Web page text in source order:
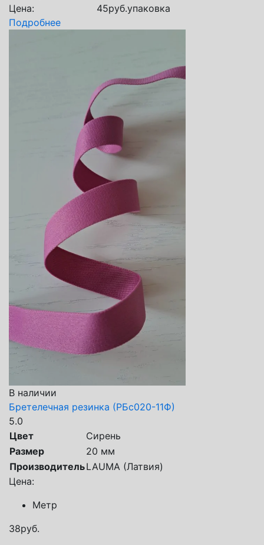
Цена:
45руб.упаковка
Подробнее
В наличии
Бретелечная резинка (РБс020-11Ф)
5.0
Цвет
Сирень
Размер
20 мм
ПроизводительLAUMA (Латвия)
Цена:
Метр
38руб.